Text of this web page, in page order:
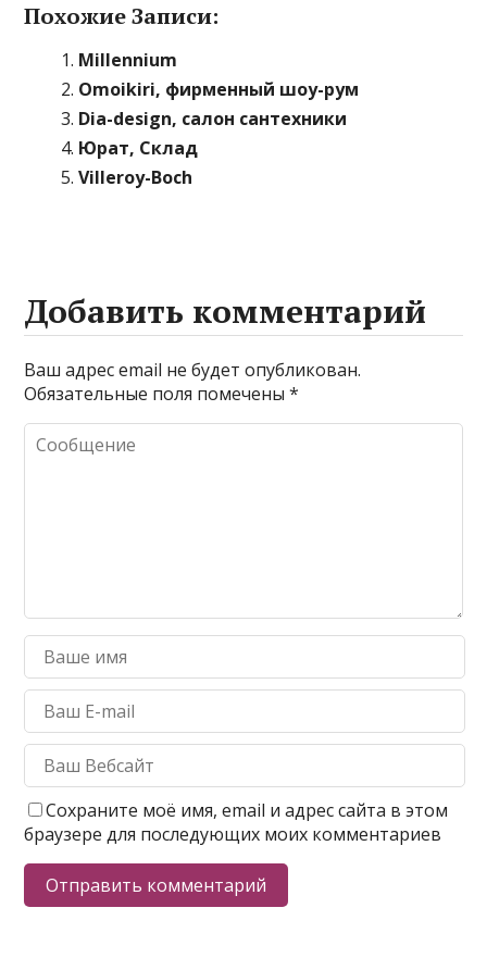
Похожие Записи:
Millennium
Omoikiri, фирменный шоу-рум
Dia-design, салон сантехники
Юрат, Склад
Villeroy-Boch
Добавить комментарий
Ваш адрес email не будет опубликован.
Обязательные поля помечены*
Сохраните моё имя, email и адрес сайта в этом
браузере для последующих моих комментариев